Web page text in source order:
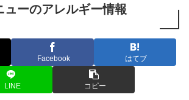
ューのアレルギー情報
Facebook はてブ
LINE コピー